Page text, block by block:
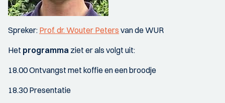
Spreker: Prof. dr. Wouter Peters van de WUR
Het programma ziet er als volgt uit:
18.00 Ontvangst met koffie en een broodje
18.30 Presentatie